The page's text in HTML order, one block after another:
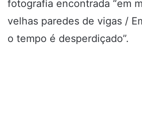
fotografia encontrada “em
velhas paredes de vigas /
o tempo é desperdiçado”.